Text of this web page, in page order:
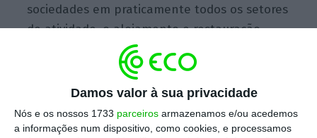
Damos valor à sua privacidade
Nós e os nossos 1733 parceiros armazenamos e/ou acedemos
a informações num dispositivo, como cookies, e processamos
sociedades em praticamente todos os setores
de atividade, o alojamento e restauração
evidenciou-se como aquele em que a
melhoria foi mais expressiva em 2015